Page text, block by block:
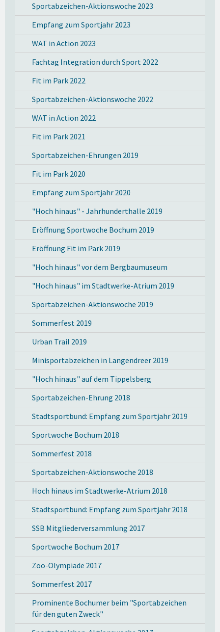
Sportabzeichen-Aktionswoche 2023
Empfang zum Sportjahr 2023
WAT in Action 2023
Fachtag Integration durch Sport 2022
Fit im Park 2022
Sportabzeichen-Aktionswoche 2022
WAT in Action 2022
Fit im Park 2021
Sportabzeichen-Ehrungen 2019
Fit im Park 2020
Empfang zum Sportjahr 2020
"Hoch hinaus" - Jahrhunderthalle 2019
Eröffnung Sportwoche Bochum 2019
Eröffnung Fit im Park 2019
"Hoch hinaus" vor dem Bergbaumuseum
"Hoch hinaus" im Stadtwerke-Atrium 2019
Sportabzeichen-Aktionswoche 2019
Sommerfest 2019
Urban Trail 2019
Minisportabzeichen in Langendreer 2019
"Hoch hinaus" auf dem Tippelsberg
Sportabzeichen-Ehrung 2018
Stadtsportbund: Empfang zum Sportjahr 2019
Sportwoche Bochum 2018
Sommerfest 2018
Sportabzeichen-Aktionswoche 2018
Hoch hinaus im Stadtwerke-Atrium 2018
Stadtsportbund: Empfang zum Sportjahr 2018
SSB Mitgliederversammlung 2017
Sportwoche Bochum 2017
Zoo-Olympiade 2017
Sommerfest 2017
Prominente Bochumer beim "Sportabzeichen
für den guten Zweck"